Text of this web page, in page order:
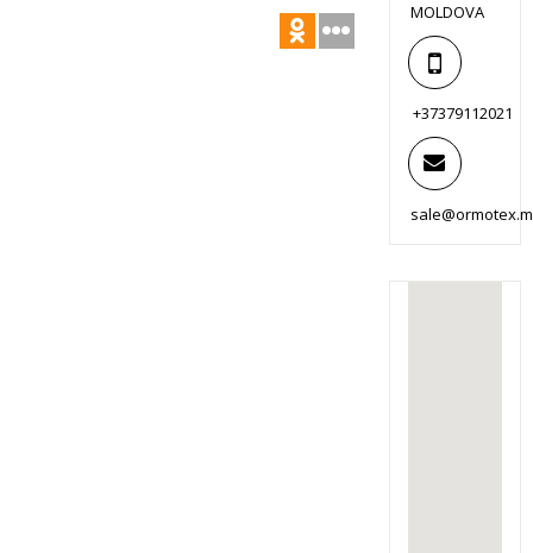
MOLDOVA
+37379112021